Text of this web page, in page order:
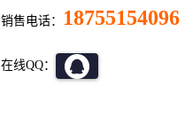
销售电话： 18755154096
在线QQ：